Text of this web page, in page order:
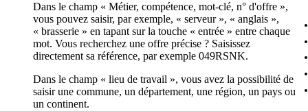
Dans le champ « Métier, compétence, mot-clé, n° d'offre »,
vous pouvez saisir, par exemple, « serveur », « anglais »,
« brasserie » en tapant sur la touche « entrée » entre chaque
mot. Vous recherchez une offre précise ? Saisissez
directement sa référence, par exemple 049RSNK.
Dans le champ « lieu de travail », vous avez la possibilité de
saisir une commune, un département, une région, un pays ou
un continent.